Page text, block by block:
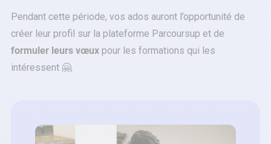
Pendant cette période, vos ados auront l’opportunité de
créer leur profil sur la plateforme Parcoursup et de
formuler leurs vœux pour les formations qui les
intéressent 🤗.